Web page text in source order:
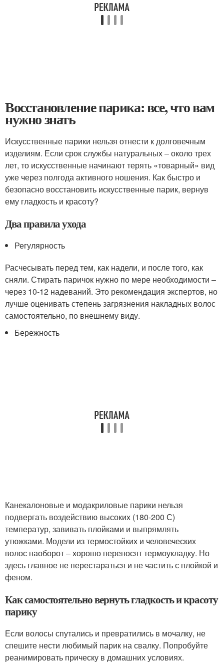
Восстановление парика: все, что вам
нужно знать
Искусственные парики нельзя отнести к долговечным
изделиям. Если срок службы натуральных – около трех
лет, то искусственные начинают терять «товарный» вид
уже через полгода активного ношения. Как быстро и
безопасно восстановить искусственные парик, вернув
ему гладкость и красоту?
Два правила ухода
Регулярность
Расчесывать перед тем, как надели, и после того, как
сняли. Стирать паричок нужно по мере необходимости –
через 10-12 надеваний. Это рекомендация экспертов, но
лучше оценивать степень загрязнения накладных волос
самостоятельно, по внешнему виду.
Бережность
Канекалоновые и модакриловые парики нельзя
подвергать воздействию высоких (180-200 С)
температур, завивать плойками и выпрямлять
утюжками. Модели из термостойких и человеческих
волос наоборот – хорошо переносят термоукладку. Но
здесь главное не перестараться и не частить с плойкой и
феном.
Как самостоятельно вернуть гладкость и красоту
парику
Если волосы спутались и превратились в мочалку, не
спешите нести любимый парик на свалку. Попробуйте
реанимировать прическу в домашних условиях.